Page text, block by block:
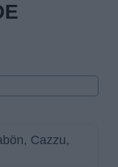
Cazzu,